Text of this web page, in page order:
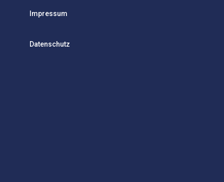
Impressum
Datenschutz